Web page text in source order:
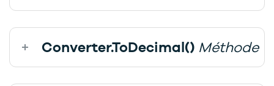
Converter.ToDecimal() Méthode